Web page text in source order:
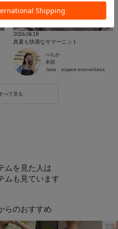
2026.06.18
真夏も快適なサマーニット
べちか
本部
Jena espace merveilleux
ムを見た人は
ムも見ています
らのおすすめ